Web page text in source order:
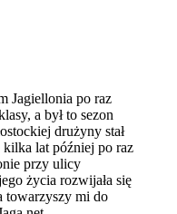
Jagiellonia po raz
a był to sezon
drużyny stał
lat później po raz
przy ulicy
życia rozwijała się
towarzyszy mi do